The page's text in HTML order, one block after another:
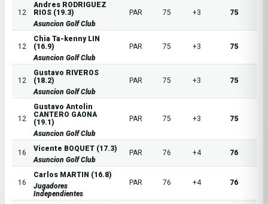
12
Andres RODRIGUEZ
RIOS (19.3)
Asuncion Golf Club
PAR 75 +3 75
12
Chia Ta-kenny LIN
(16.9)
Asuncion Golf Club
PAR 75 +3 75
12
Gustavo RIVEROS
(18.2)
Asuncion Golf Club
PAR 75 +3 75
12
Gustavo Antolin
CANTERO GAONA
(19.1)
Asuncion Golf Club
PAR 75 +3 75
16
Vicente BOQUET (17.3)
Asuncion Golf Club
PAR 76 +4 76
16
Carlos MARTIN (16.8)
Jugadores
Independientes
PAR 76 +4 76